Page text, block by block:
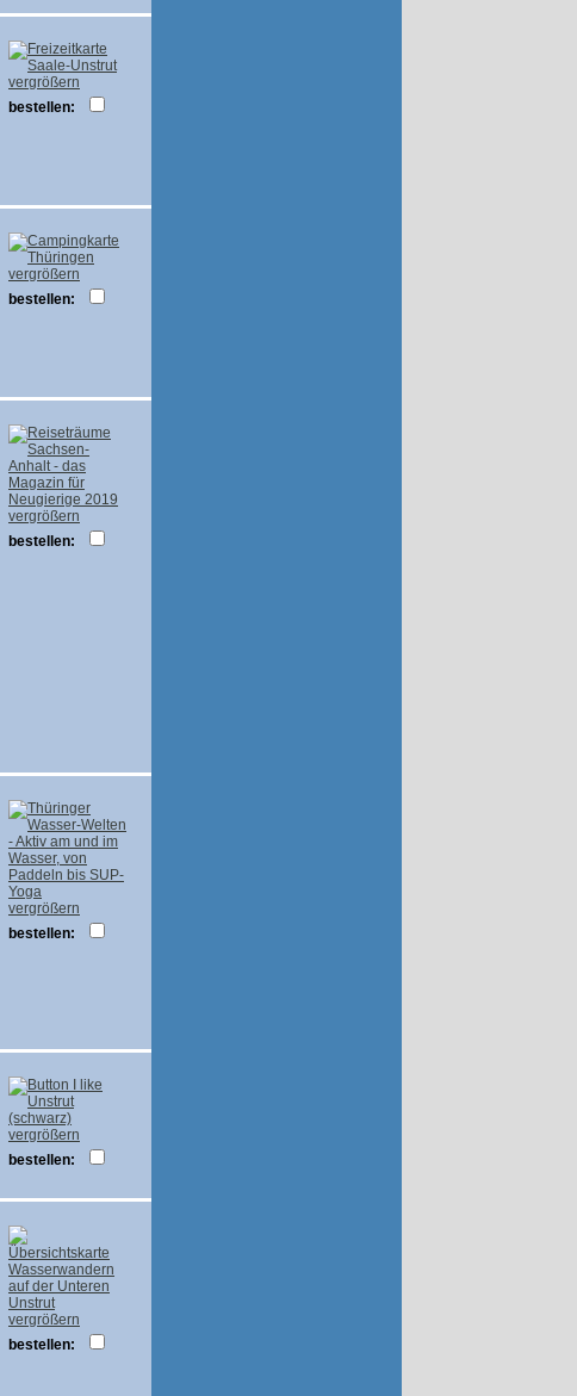
vergrößern
bestellen:
vergrößern
bestellen:
vergrößern
bestellen:
vergrößern
bestellen:
vergrößern
bestellen:
vergrößern
bestellen: